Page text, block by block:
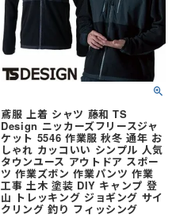
鳶服 上着 シャツ 藤和 TS
Design ニッカーズフリースジャ
ケット 5546 作業服 秋冬 通年 お
しゃれ カッコいい シンプル 人気
タウンユース アウトドア スポー
ツ 作業ズボン 作業パンツ 作業
工事 土木 塗装 DIY キャンプ 登
山 トレッキング ジョギング サイ
クリング 釣り フィッシング